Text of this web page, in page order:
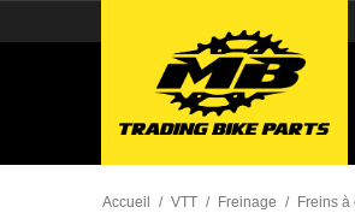
Accueil / VTT / Freinage / Freins